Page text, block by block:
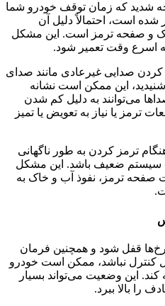
شدید که زمان توقف خودرو شما
شده است، احتمالاً دلیل آن
و صفحه ترمز است. این مشکل
اسرع وقت تعمیر شود.
صدایی غیرعادی مانند صدای
این ممکن است نشانه
می‌توانند به دلیل کم شدن
یا نیاز به تعویض یا تمیز
ترمز کردن به طور ناگهانی
سیستم ضعیف باشد. این مشکل
ترمز، نفوذ آب و خاک به
قفل شود و همچنین فرمان
کنترل نباشد، ممکن است خودرو
این وضعیت می‌تواند بسیار
را بالا ببرد.